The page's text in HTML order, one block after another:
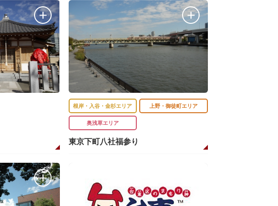
根岸・入谷・金杉エリア 上野・御徒町エリア
奥浅草エリア
東京下町八社福参り